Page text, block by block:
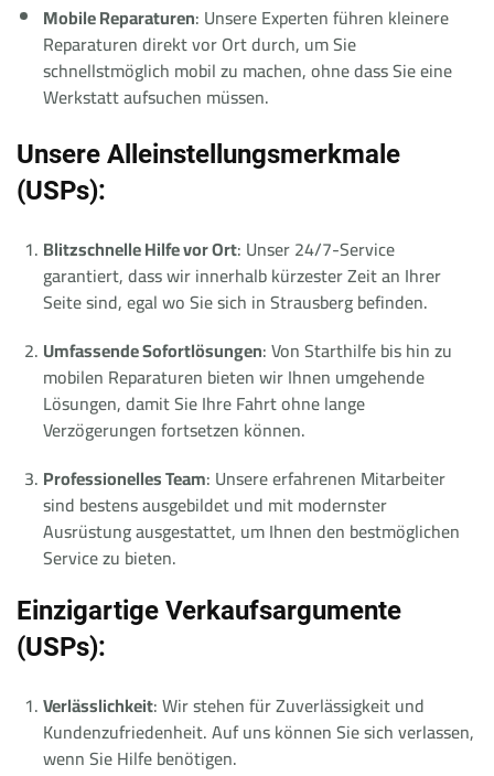
Mobile Reparaturen: Unsere Experten führen kleinere
Reparaturen direkt vor Ort durch, um Sie
schnellstmöglich mobil zu machen, ohne dass Sie eine
Werkstatt aufsuchen müssen.
Unsere Alleinstellungsmerkmale
(USPs):
Blitzschnelle Hilfe vor Ort: Unser 24/7-Service
garantiert, dass wir innerhalb kürzester Zeit an Ihrer
Seite sind, egal wo Sie sich in Strausberg befinden.
Umfassende Sofortlösungen: Von Starthilfe bis hin zu
mobilen Reparaturen bieten wir Ihnen umgehende
Lösungen, damit Sie Ihre Fahrt ohne lange
Verzögerungen fortsetzen können.
Professionelles Team: Unsere erfahrenen Mitarbeiter
sind bestens ausgebildet und mit modernster
Ausrüstung ausgestattet, um Ihnen den bestmöglichen
Service zu bieten.
Einzigartige Verkaufsargumente
(USPs):
Verlässlichkeit: Wir stehen für Zuverlässigkeit und
Kundenzufriedenheit. Auf uns können Sie sich verlassen,
wenn Sie Hilfe benötigen.